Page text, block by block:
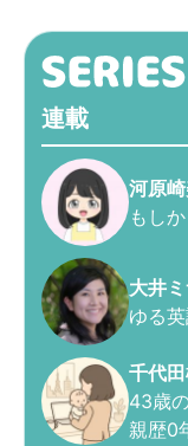
連載
河原
もし
大井
ゆる
千代
43歳
親歴0